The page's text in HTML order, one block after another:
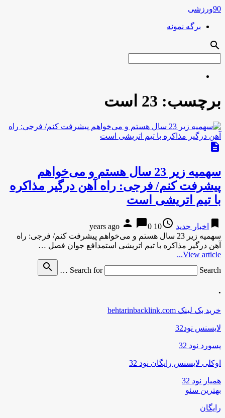
90ورزشی
برگه نمونه
search
برچسب: 23 است
description
سهمیه زیر 23 سال هستم و می‌خواهم
پیشرفت کنم/ فرجی: راه آهن درگیر مذاکره
با تیم اتریشی است
bookmark اخبار جدید access_time
10 years ago
person chat_bubble0
سهمیه زیر 23 سال هستم و می‌خواهم پیشرفت کنم/ فرجی: راه
آهن درگیر مذاکره با تیم اتریشی استمدافع جوان فصل …
View article...
Search for
Search …
search
.
خرید بک لینک behtarinbacklink.com
لایسنس نود32
پسورد نود 32
اوکلی لایسنس رایگان نود 32
همیار نود 32
بهترین سئو
رایگان